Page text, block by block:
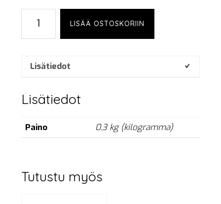
cable,
5-
LISÄÄ OSTOSKORIIN
Lisätiedot
Lisätiedot
Paino 0,3 kg (kilogramma)
Tutustu myös